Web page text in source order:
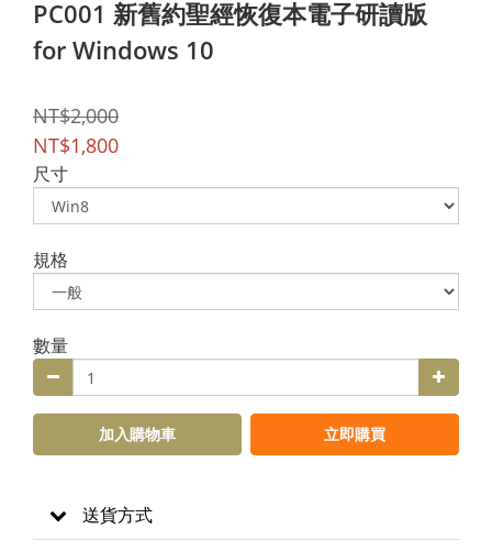
PC001 新舊約聖經恢復本電子研讀版
for Windows 10
NT$2,000
NT$1,800
尺寸
規格
數量
加入購物車 立即購買
送貨方式